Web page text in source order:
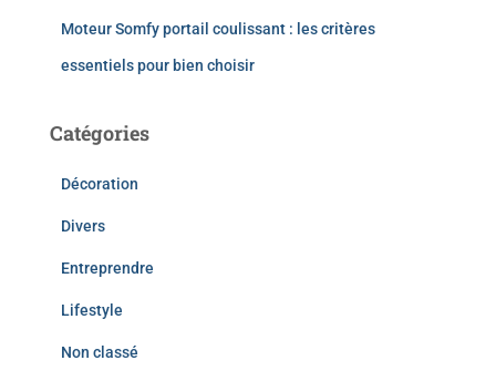
Moteur Somfy portail coulissant : les critères
essentiels pour bien choisir
Catégories
Décoration
Divers
Entreprendre
Lifestyle
Non classé